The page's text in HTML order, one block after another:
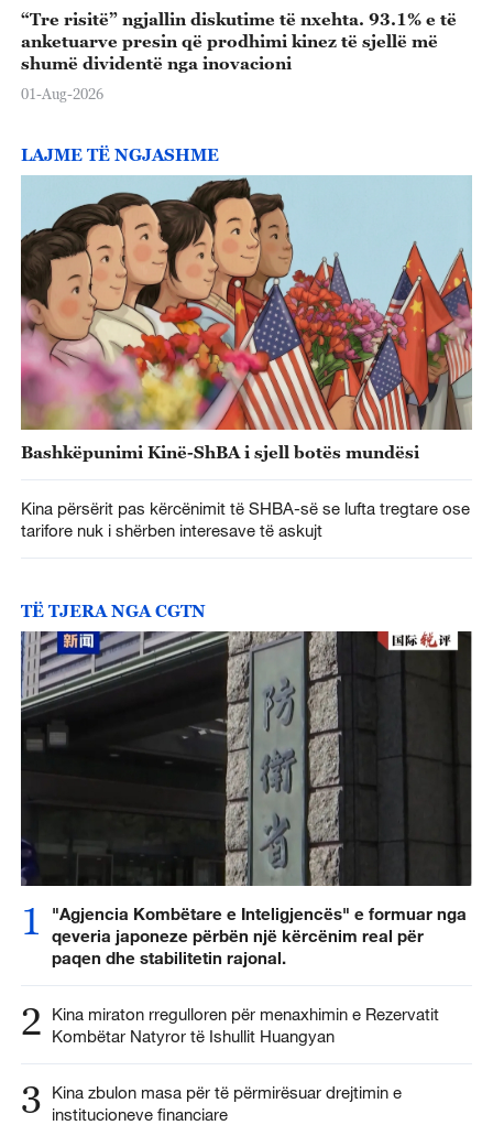
“Tre risitë” ngjallin diskutime të nxehta. 93.1% e të
anketuarve presin që prodhimi kinez të sjellë më
shumë dividentë nga inovacioni
01-Aug-2026
LAJME TË NGJASHME
Bashkëpunimi Kinë-ShBA i sjell botës mundësi
Kina përsërit pas kërcënimit të SHBA-së se lufta tregtare ose
tarifore nuk i shërben interesave të askujt
TË TJERA NGA CGTN
1
"Agjencia Kombëtare e Inteligjencës" e formuar nga
qeveria japoneze përbën një kërcënim real për
paqen dhe stabilitetin rajonal.
2
Kina miraton rregulloren për menaxhimin e Rezervatit
Kombëtar Natyror të Ishullit Huangyan
3
Kina zbulon masa për të përmirësuar drejtimin e
institucioneve financiare